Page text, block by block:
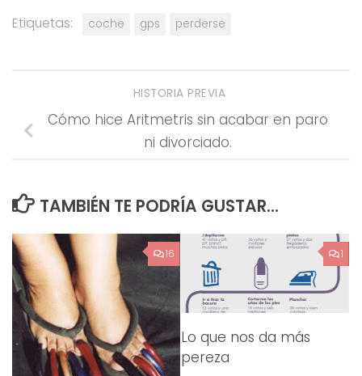
Etiquetas: coche gps perderse
HISTORIA PREVIA
Cómo hice Aritmetris sin acabar en paro
ni divorciado.
TAMBIÉN TE PODRÍA GUSTAR...
16 1
Lo que nos da más
pereza